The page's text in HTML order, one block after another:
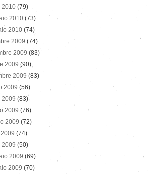
2010 (79)
2010 (73)
2010 (74)
2009 (74)
2009 (83)
2009 (90)
2009 (83)
2009 (56)
2009 (83)
2009 (76)
2009 (72)
(74)
2009 (50)
2009 (69)
2009 (70)